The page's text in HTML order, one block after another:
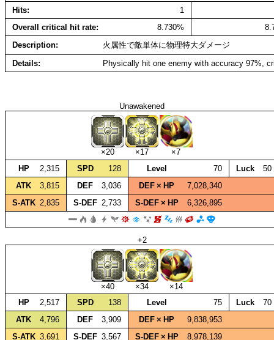
Hits
1
Overall critical hit rate
8.730%
Description
火属性で敵単体に物理特大ダメージ
Details
Physically hit one enemy with accuracy 97%,
Unawakened
×20 ×17
×7
HP
2,315 SPD 128 Level 70 Luck
50
ATK
3,815 DEF 3,036 DEF × HP
7,028,340
S‑ATK 2,835 S‑DEF 2,733 S‑DEF × HP 6,326,895
+2
×40 ×34
×14
HP
2,517 SPD 138 Level 75 Luck
70
ATK
4,796 DEF 3,909 DEF × HP
9,838,953
S‑ATK 3,691 S‑DEF 3,567 S‑DEF × HP 8,978,139